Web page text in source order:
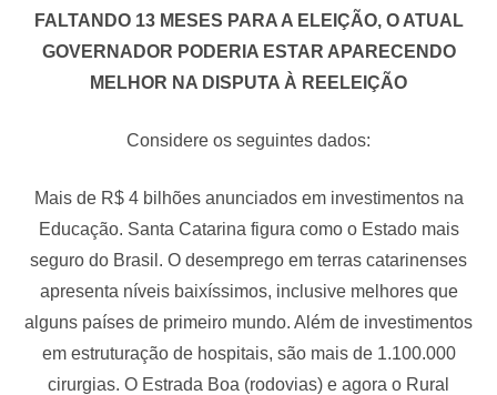
FALTANDO 13 MESES PARA A ELEIÇÃO, O ATUAL
GOVERNADOR PODERIA ESTAR APARECENDO
MELHOR NA DISPUTA À REELEIÇÃO
Considere os seguintes dados:
Mais de R$ 4 bilhões anunciados em investimentos na
Educação. Santa Catarina figura como o Estado mais
seguro do Brasil. O desemprego em terras catarinenses
apresenta níveis baixíssimos, inclusive melhores que
alguns países de primeiro mundo. Além de investimentos
em estruturação de hospitais, são mais de 1.100.000
cirurgias. O Estrada Boa (rodovias) e agora o Rural